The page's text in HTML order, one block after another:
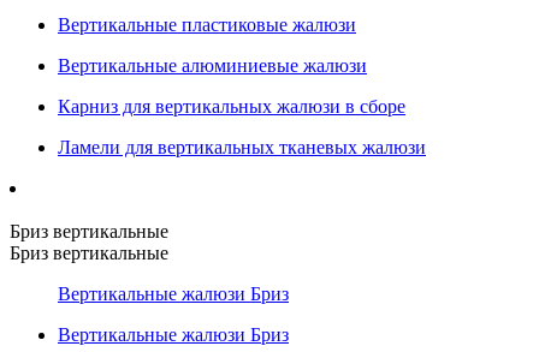
Вертикальные пластиковые жалюзи
Вертикальные алюминиевые жалюзи
Карниз для вертикальных жалюзи в сборе
Ламели для вертикальных тканевых жалюзи
Бриз вертикальные
Бриз вертикальные
Вертикальные жалюзи Бриз
Вертикальные жалюзи Бриз